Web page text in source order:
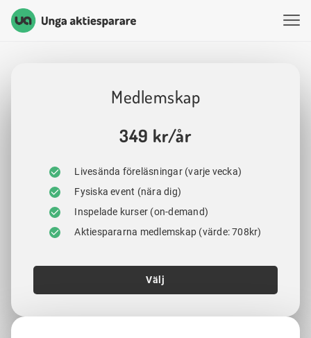
Unga Aktiesparare
Medlemskap
349 kr/år
Livesända föreläsningar (varje vecka)
Fysiska event (nära dig)
Inspelade kurser (on-demand)
Aktiespararna medlemskap (värde: 708kr)
Välj